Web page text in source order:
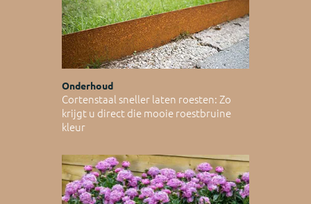
Onderhoud
Cortenstaal sneller laten roesten: Zo
krijgt u direct die mooie roestbruine
kleur